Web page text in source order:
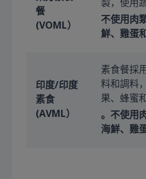
餐
(VOML）
不使用肉
鮮、雞蛋
印度/印度
素食
(AVML）
素食餐採
料和調料
果、蜂蜜
。不使用
海鮮、雞